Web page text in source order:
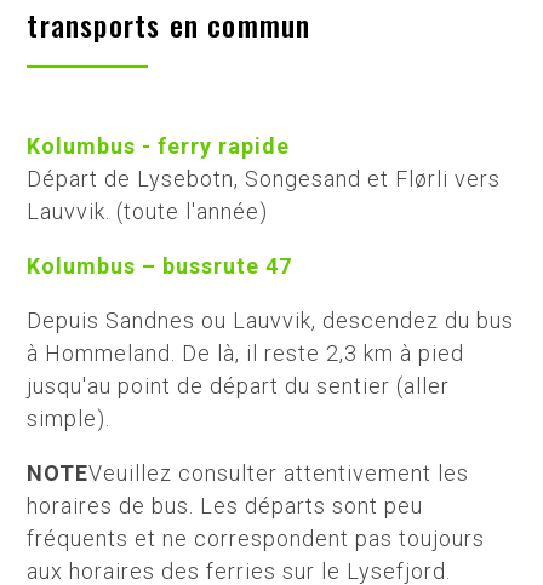
transports en commun
Kolumbus - ferry rapide
Départ de Lysebotn, Songesand et Flørli vers
Lauvvik. (toute l'année)
Kolumbus – bussrute 47
Depuis Sandnes ou Lauvvik, descendez du bus
à Hommeland. De là, il reste 2,3 km à pied
jusqu'au point de départ du sentier (aller
simple).
NOTEVeuillez consulter attentivement les
horaires de bus. Les départs sont peu
fréquents et ne correspondent pas toujours
aux horaires des ferries sur le Lysefjord.